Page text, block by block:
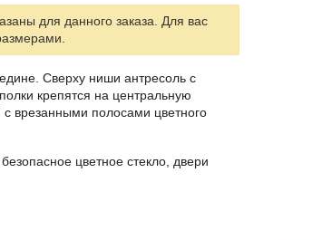
для данного заказа. Для вас
Сверху ниши антресоль с
крепятся на центральную
врезанными полосами цветного
цветное стекло, двери